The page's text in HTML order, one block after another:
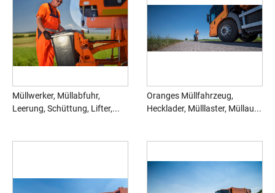
Müllwerker, Müllabfuhr,
Leerung, Schüttung, Lifter,...
Oranges Müllfahrzeug,
Hecklader, Mülllaster, Müllau...